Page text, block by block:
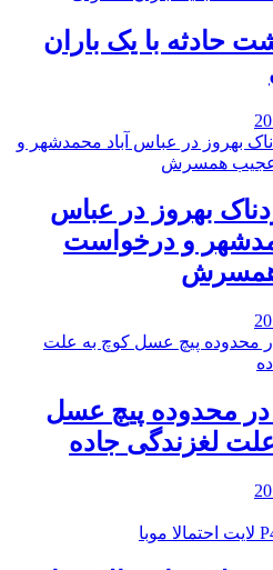
حادثه با یک باران
بهروز در عباس
و درخواست
محدوده پیچ عسل
لغزندگی جاده